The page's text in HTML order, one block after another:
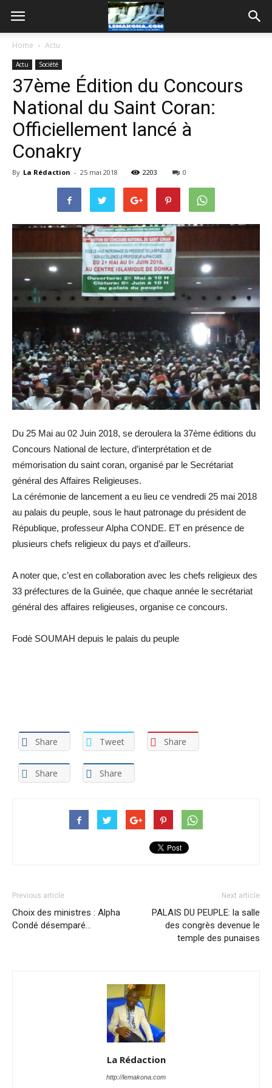
Home Actu
Actu Société
37ème Édition du Concours
National du Saint Coran:
Officiellement lancé à
Conakry
By La Rédaction - 25 mai 2018 2203 0
Du 25 Mai au 02 Juin 2018, se deroulera la 37ème éditions du
Concours National de lecture, d’interprétation et de
mémorisation du saint coran, organisé par le Secrétariat
général des Affaires Religieuses.
La cérémonie de lancement a eu lieu ce vendredi 25 mai 2018
au palais du peuple, sous le haut patronage du président de
République, professeur Alpha CONDE. ET en présence de
plusieurs chefs religieux du pays et d’ailleurs.
A noter que, c’est en collaboration avec les chefs religieux des
33 préfectures de la Guinée, que chaque année le secrétariat
général des affaires religieuses, organise ce concours.
Fodè SOUMAH depuis le palais du peuple
Share Tweet Share
Share Share
Previous article
Choix des ministres : Alpha
Condé désemparé…
Next article
PALAIS DU PEUPLE: la salle
des congrès devenue le
temple des punaises
La Rédaction
http://lemakona.com